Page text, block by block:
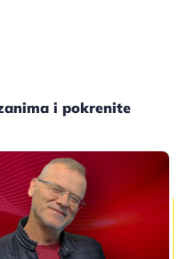
i pokrenite